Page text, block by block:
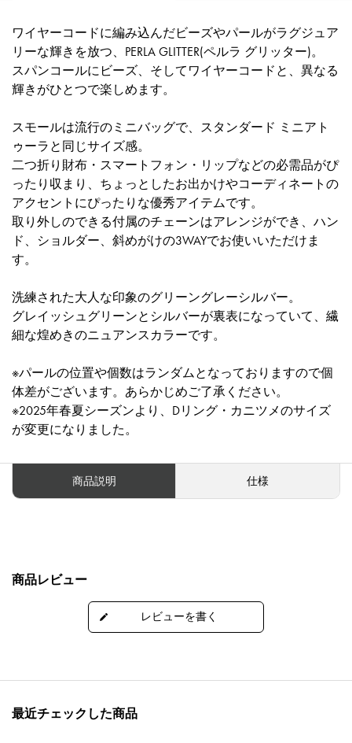
ワイヤーコードに編み込んだビーズやパールがラグジュア
リーな輝きを放つ、PERLA GLITTER(ペルラ グリッター)。
スパンコールにビーズ、そしてワイヤーコードと、異なる
輝きがひとつで楽しめます。
スモールは流行のミニバッグで、スタンダード ミニアト
ゥーラと同じサイズ感。
二つ折り財布・スマートフォン・リップなどの必需品がぴ
ったり収まり、ちょっとしたお出かけやコーディネートの
アクセントにぴったりな優秀アイテムです。
取り外しのできる付属のチェーンはアレンジができ、ハン
ド、ショルダー、斜めがけの3WAYでお使いいただけま
す。
洗練された大人な印象のグリーングレーシルバー。
グレイッシュグリーンとシルバーが裏表になっていて、繊
細な煌めきのニュアンスカラーです。
※パールの位置や個数はランダムとなっておりますので個
体差がございます。あらかじめご了承ください。
※2025年春夏シーズンより、Dリング・カニツメのサイズ
が変更になりました。
商品説明 仕様
商品レビュー
最近チェックした商品